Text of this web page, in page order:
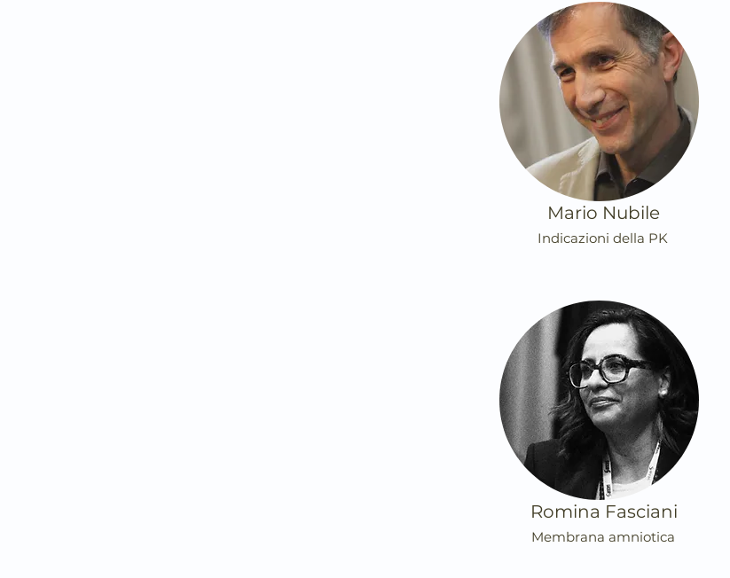
Mario Nubile
Indicazioni della PK
Romina Fasciani
Membrana amniotica